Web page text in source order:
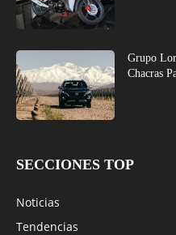
Grupo
Chacras
SECCIONES TOP
Noticias
Tendencias